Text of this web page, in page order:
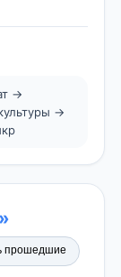
→
→
прошедшие